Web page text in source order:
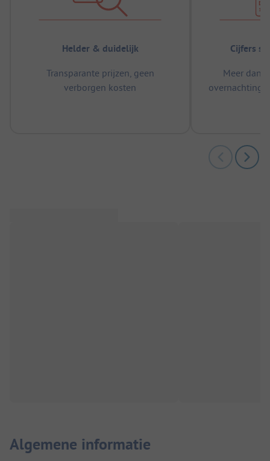
Helder & duidelijk
Transparante prijzen, geen
verborgen kosten
Cijfers
Meer dan
Algemene informatie